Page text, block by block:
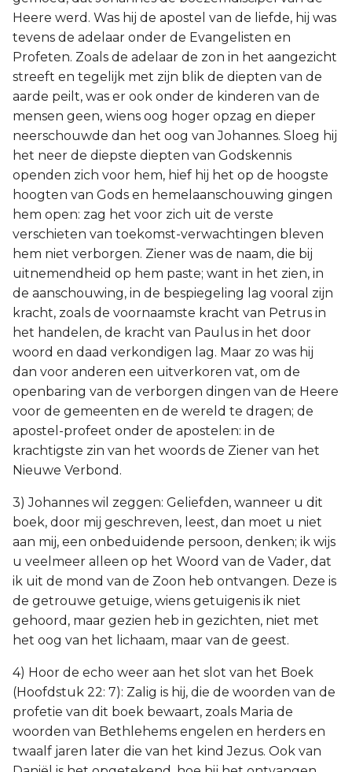
Heere werd. Was hij de apostel van de liefde, hij was
tevens de adelaar onder de Evangelisten en
Profeten. Zoals de adelaar de zon in het aangezicht
streeft en tegelijk met zijn blik de diepten van de
aarde peilt, was er ook onder de kinderen van de
mensen geen, wiens oog hoger opzag en dieper
neerschouwde dan het oog van Johannes. Sloeg hij
het neer de diepste diepten van Godskennis
openden zich voor hem, hief hij het op de hoogste
hoogten van Gods en hemelaanschouwing gingen
hem open: zag het voor zich uit de verste
verschieten van toekomst-verwachtingen bleven
hem niet verborgen. Ziener was de naam, die bij
uitnemendheid op hem paste; want in het zien, in
de aanschouwing, in de bespiegeling lag vooral zijn
kracht, zoals de voornaamste kracht van Petrus in
het handelen, de kracht van Paulus in het door
woord en daad verkondigen lag. Maar zo was hij
dan voor anderen een uitverkoren vat, om de
openbaring van de verborgen dingen van de Heere
voor de gemeenten en de wereld te dragen; de
apostel-profeet onder de apostelen: in de
krachtigste zin van het woords de Ziener van het
Nieuwe Verbond.
3) Johannes wil zeggen: Geliefden, wanneer u dit
boek, door mij geschreven, leest, dan moet u niet
aan mij, een onbeduidende persoon, denken; ik wijs
u veelmeer alleen op het Woord van de Vader, dat
ik uit de mond van de Zoon heb ontvangen. Deze is
de getrouwe getuige, wiens getuigenis ik niet
gehoord, maar gezien heb in gezichten, niet met
het oog van het lichaam, maar van de geest.
4) Hoor de echo weer aan het slot van het Boek
(Hoofdstuk 22: 7): Zalig is hij, die de woorden van de
profetie van dit boek bewaart, zoals Maria de
woorden van Bethlehems engelen en herders en
twaalf jaren later die van het kind Jezus. Ook van